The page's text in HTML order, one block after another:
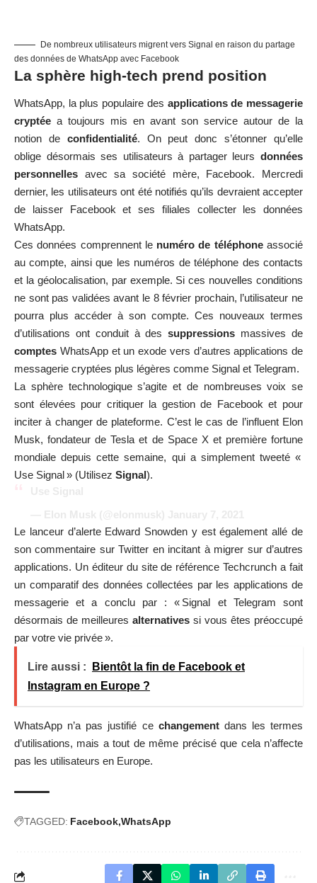
De nombreux utilisateurs migrent vers Signal en raison du partage
des données de WhatsApp avec Facebook
La sphère high-tech prend position
WhatsApp, la plus populaire des applications de messagerie
cryptée a toujours mis en avant son service autour de la
notion de confidentialité. On peut donc s’étonner qu’elle
oblige désormais ses utilisateurs à partager leurs données
personnelles avec sa société mère, Facebook. Mercredi
dernier, les utilisateurs ont été notifiés qu’ils devraient accepter
de laisser Facebook et ses filiales collecter les données
WhatsApp.
Ces données comprennent le numéro de téléphoneassocié
au compte, ainsi que les numéros de téléphone des contacts
et la géolocalisation, par exemple. Si ces nouvelles conditions
ne sont pas validées avant le 8 février prochain, l’utilisateur ne
pourra plus accéder à son compte. Ces nouveaux termes
d’utilisations ont conduit à dessuppressions massives de
comptes WhatsApp et un exode vers d’autres applications de
messagerie cryptées plus légères comme Signal et Telegram.
La sphère technologique s’agite et de nombreuses voix se
sont élevées pour critiquer la gestion de Facebook et pour
inciter à changer de plateforme. C’est le cas de l’influent Elon
Musk, fondateur de Tesla et de Space X et première fortune
mondiale depuis cette semaine, qui a simplement tweeté «
Use Signal » (Utilisez Signal).
Le lanceur d’alerte Edward Snowden y est également allé de
son commentaire sur Twitter en incitant à migrer sur d’autres
applications. Un éditeur du site de référence Techcrunch a fait
un comparatif des données collectées par les applications de
messagerie et a conclu par : « Signal et Telegram sont
désormais de meilleures alternatives si vous êtes préoccupé
par votre vie privée ».
Lire aussi :
Bientôt la fin de Facebook et
Instagram en Europe ?
WhatsApp n’a pas justifié ce changementdans les termes
d’utilisations, mais a tout de même précisé que cela n’affecte
pas les utilisateurs en Europe.
TAGGED: Facebook WhatsApp